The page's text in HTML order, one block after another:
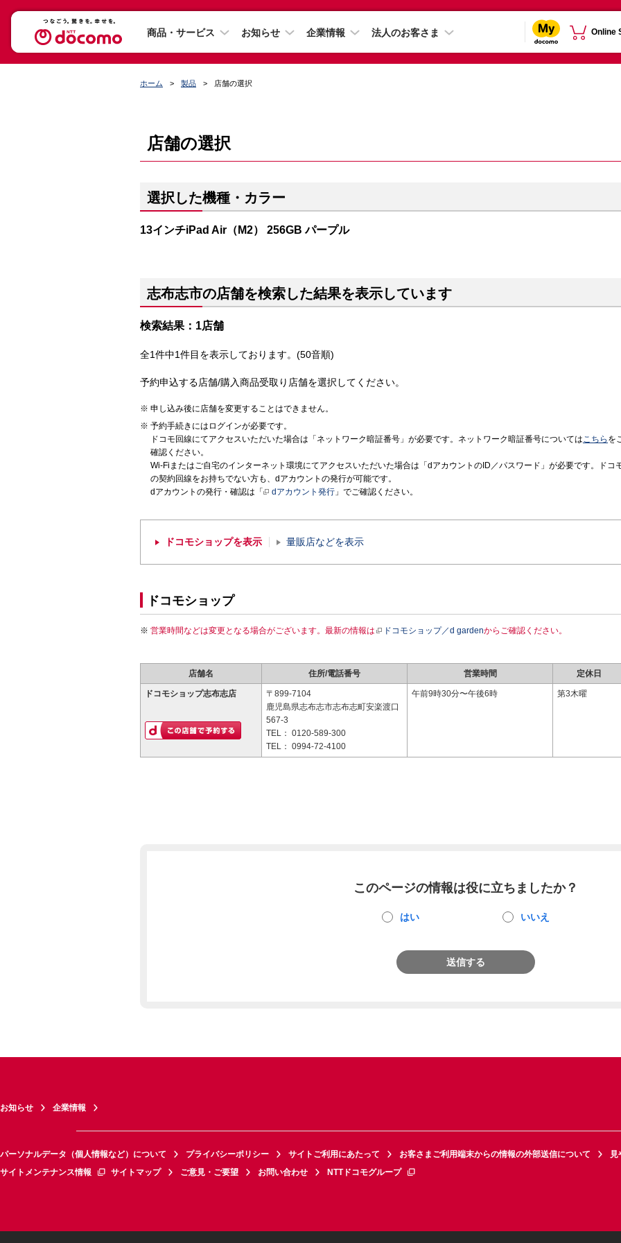
商品・サービス お知らせ 企業情報 法人のお客さま Online
ホーム 製品 店舗の選択
店舗の選択
選択した機種・カラー
13インチiPad Air（M2） 256GB パープル
志布志市の店舗を検索した結果を表示しています
検索結果：1店舗
全1件中1件目を表示しております。(50音順)
予約申込する店舗/購入商品受取り店舗を選択してください。
申し込み後に店舗を変更することはできません。
予約手続きにはログインが必要です。
ドコモ回線にてアクセスいただいた場合は「ネットワーク暗証番号」が必要です。ネットワーク暗証番号についてはこちら を
確認ください。
Wi-Fiまたはご自宅のインターネット環境にてアクセスいただいた場合は「dアカウントのID／パスワード」が必要です。ドコ
の契約回線をお持ちでない方も、dアカウントの発行が可能です。
dアカウントの発行・確認は「
dアカウント発行 」でご確認ください。
ドコモショップを表示 量販店などを表示
ドコモショップ
営業時間などは変更となる場合がございます。最新の情報は ドコモショップ／d gardenからご確認ください。
店舗名 住所/電話番号 営業時間 定休日
ドコモショップ志布志店
〒899-7104
鹿児島県志布志市志布志町安楽渡口
567-3
TEL： 0120-589-300
TEL： 0994-72-4100
午前9時30分〜午後6時 第3木曜
このページの情報は役に立ちましたか？
はい いいえ
送信する
お知らせ 企業情報
パーソナルデータ（個人情報など）について プライバシーポリシー サイトご利用にあたって お客さまご利用端末からの情報の外部送信について
見
サイトメンテナンス情報
サイトマップ ご意見・ご要望 お問い合わせ NTTドコモグループ